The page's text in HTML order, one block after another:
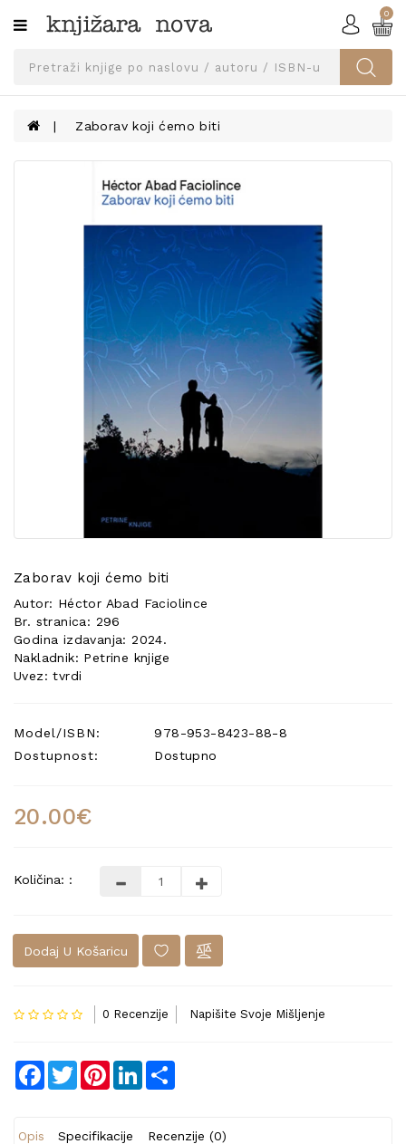
Kategorije
SVEUČILIŠNA
UDŽBENICI
KNJIGE
0
Zaborav koji ćemo biti
Zaborav koji ćemo biti
Autor: Héctor Abad Faciolince
Br. stranica: 296
Godina izdavanja: 2024.
Nakladnik: Petrine knjige
Uvez: tvrdi
Model/ISBN:
978-953-8423-88-8
Dostupnost:
Dostupno
20.00€
Količina: :
Dodaj U Košaricu
0 Recenzije Napišite Svoje Mišljenje
Facebook
TwitterPinterestLinkedIn
Opis Specifikacije Recenzije (0)